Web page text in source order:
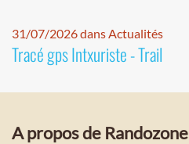
31/07/2026 dans Actualités
Tracé gps Intxuriste - Trail
A propos de Randozone